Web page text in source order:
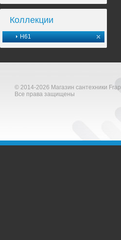
Коллекции
H61
© 2014-2026 Магазин сантехники Frap
Все права защищены